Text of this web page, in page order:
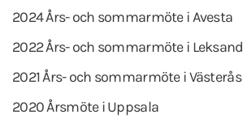
2024 Års- och sommarmöte i Avesta
2022 Års- och sommarmöte i Leksand
2021 Års- och sommarmöte i Västerås
2020 Årsmöte i Uppsala